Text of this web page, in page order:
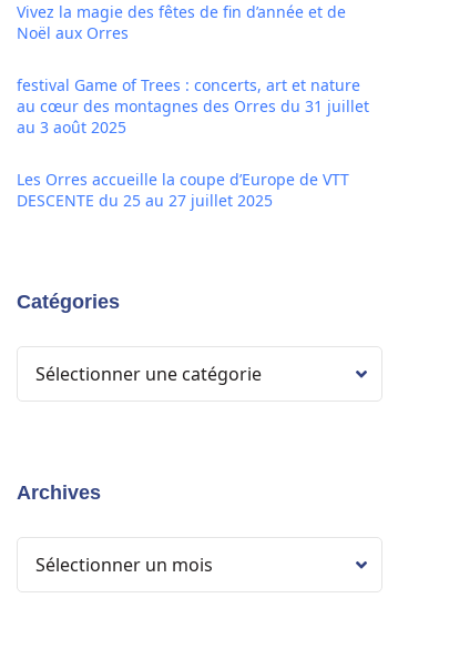
Vivez la magie des fêtes de fin d’année et de
Noël aux Orres
festival Game of Trees : concerts, art et nature
au cœur des montagnes des Orres du 31 juillet
au 3 août 2025
Les Orres accueille la coupe d’Europe de VTT
DESCENTE du 25 au 27 juillet 2025
Catégories
Archives